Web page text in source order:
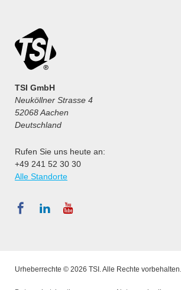
TSI GmbH
Neuköllner Strasse 4
52068 Aachen
Deutschland
Rufen Sie uns heute an:
+49 241 52 30 30
Alle Standorte
Urheberrechte © 2026 TSI. Alle Rechte vorbehalten.